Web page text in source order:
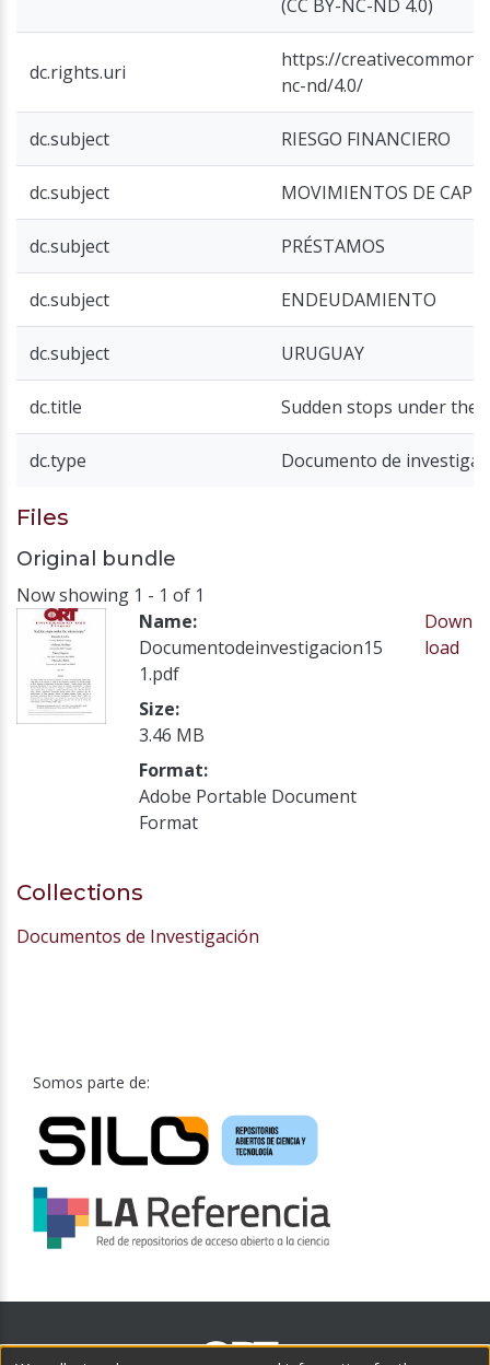
(CC BY-NC-ND 4.0)
dc.rights.uri
https://
nc-nd/4.0/
dc.subject RIESGO FINANCIERO
dc.subject MOVIMIENTOS DE
dc.subject PRÉSTAMOS
dc.subject ENDEUDAMIENTO
dc.subject URUGUAY
dc.title Sudden stops under the
dc.type Documento de
Files
Original bundle
Now showing 1 - 1 of 1
Name:
Documentodeinvestigacion15
1.pdf
Size:
3.46 MB
Format:
Adobe Portable Document
Format
Down
load
Collections
Documentos de Investigación
Somos parte de: